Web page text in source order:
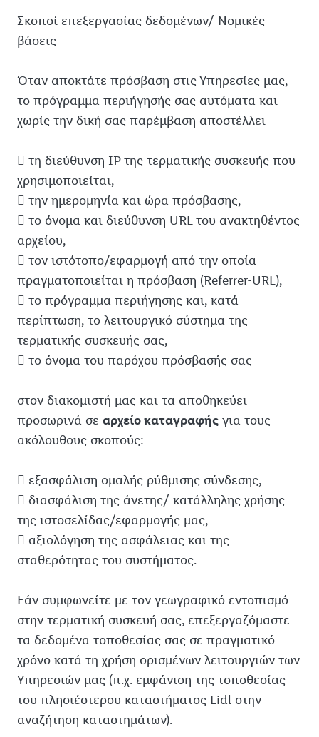
Σκοποί επεξεργασίας δεδομένων/ Νομικές
βάσεις
Όταν αποκτάτε πρόσβαση στις Υπηρεσίες μας,
το πρόγραμμα περιήγησής σας αυτόματα και
χωρίς την δική σας παρέμβαση αποστέλλει
 τη διεύθυνση IP της τερματικής συσκευής που
χρησιμοποιείται,
 την ημερομηνία και ώρα πρόσβασης,
 το όνομα και διεύθυνση URL του ανακτηθέντος
αρχείου,
 τον ιστότοπο/εφαρμογή από την οποία
πραγματοποιείται η πρόσβαση (Referrer-URL),
 το πρόγραμμα περιήγησης και, κατά
περίπτωση, το λειτουργικό σύστημα της
τερματικής συσκευής σας,
 το όνομα του παρόχου πρόσβασής σας
στον διακομιστή μας και τα αποθηκεύει
προσωρινά σε αρχείο καταγραφής για τους
ακόλουθους σκοπούς:
 εξασφάλιση ομαλής ρύθμισης σύνδεσης,
 διασφάλιση της άνετης/ κατάλληλης χρήσης
της ιστοσελίδας/εφαρμογής μας,
 αξιολόγηση της ασφάλειας και της
σταθερότητας του συστήματος.
Εάν συμφωνείτε με τον γεωγραφικό εντοπισμό
στην τερματική συσκευή σας, επεξεργαζόμαστε
τα δεδομένα τοποθεσίας σας σε πραγματικό
χρόνο κατά τη χρήση ορισμένων λειτουργιών των
Υπηρεσιών μας (π.χ. εμφάνιση της τοποθεσίας
του πλησιέστερου καταστήματος Lidl στην
αναζήτηση καταστημάτων).